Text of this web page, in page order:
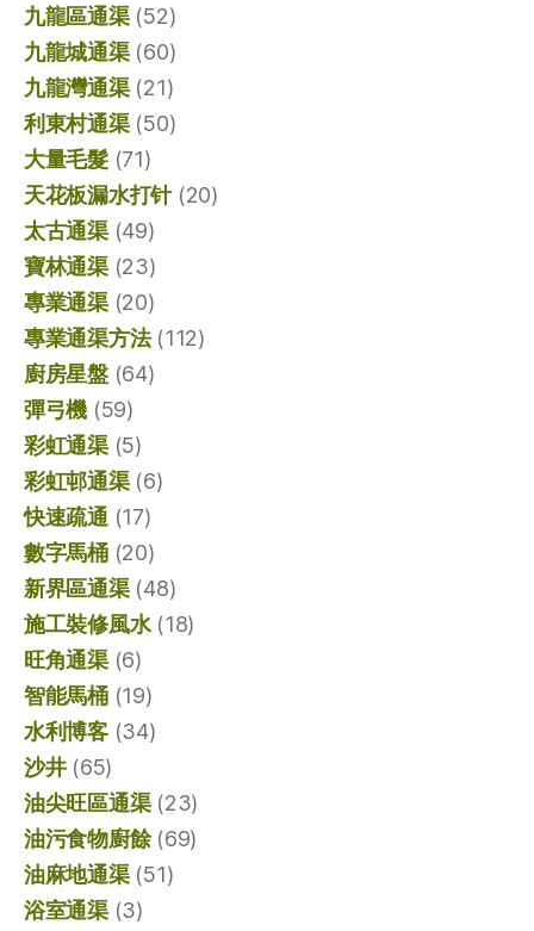
九龍區通渠(52)
九龍城通渠(60)
九龍灣通渠(21)
利東村通渠(50)
大量毛髮(71)
天花板漏水打针(20)
太古通渠(49)
寶林通渠(23)
專業通渠(20)
專業通渠方法(112)
廚房星盤(64)
彈弓機 (59)
彩虹通渠(5)
彩虹邨通渠(6)
快速疏通 (17)
數字馬桶(20)
新界區通渠(48)
施工裝修風水(18)
旺角通渠(6)
智能馬桶(19)
水利博客(34)
沙井(65)
油尖旺區通渠(23)
油污食物廚餘(69)
油麻地通渠(51)
浴室通渠(3)